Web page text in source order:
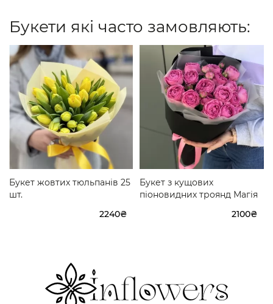
Букети які часто замовляють:
Букет жовтих тюльпанів 25
шт.
2240₴
Букет з кущових
піоновидних троянд Магія
2100₴